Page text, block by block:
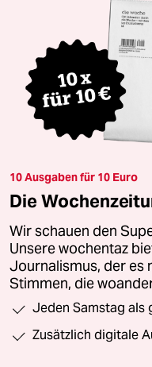
10 Ausgaben für 10 Euro
Die
Wir schauen den
Unsere wochentaz
Journalismus, der es
Stimmen, die
Jeden Samstag als
Zusätzlich digitale